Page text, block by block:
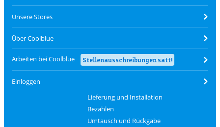
Unsere Stores
Über Coolblue
Arbeiten bei Coolblue Stellenausschreibungen satt!
Einloggen
Lieferung und Installation
Bezahlen
Umtausch und Rückgabe